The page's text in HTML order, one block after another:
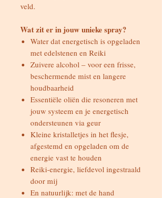
veld.
Wat zit er in jouw unieke spray?
Water dat energetisch is opgeladen
met edelstenen en Reiki
Zuivere alcohol – voor een frisse,
beschermende mist en langere
houdbaarheid
Essentiële oliën die resoneren met
jouw systeem en je energetisch
ondersteunen via geur
Kleine kristalletjes in het flesje,
afgestemd en opgeladen om de
energie vast te houden
Reiki-energie, liefdevol ingestraald
door mij
En natuurlijk: met de hand